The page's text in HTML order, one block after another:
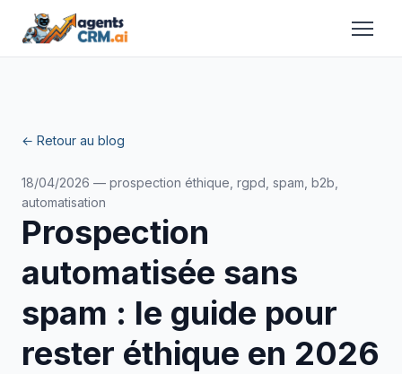
← Retour au blog
18/04/2026 — prospection éthique, rgpd, spam, b2b,
automatisation
Prospection
automatisée sans
spam : le guide pour
rester éthique en 2026